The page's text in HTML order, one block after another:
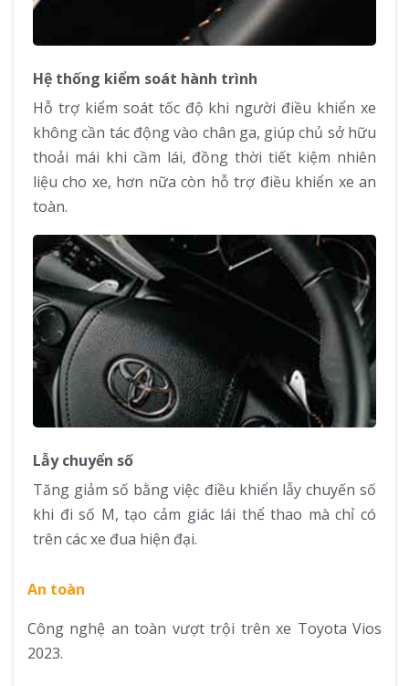
Hệ thống kiểm soát hành trình
Hỗ trợ kiểm soát tốc độ khi người điều khiển xe
không cần tác động vào chân ga, giúp chủ sở hữu
thoải mái khi cầm lái, đồng thời tiết kiệm nhiên
liệu cho xe, hơn nữa còn hỗ trợ điều khiển xe an
toàn.
Lẫy chuyển số
Tăng giảm số bằng việc điều khiển lẫy chuyến số
khi đi số M, tạo cảm giác lái thể thao mà chỉ có
trên các xe đua hiện đại.
An toàn
Công nghệ an toàn vượt trội trên xe Toyota Vios
2023.